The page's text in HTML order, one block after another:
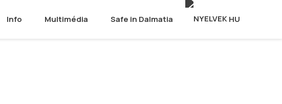
Info Multimédia Safe in Dalmatia HU